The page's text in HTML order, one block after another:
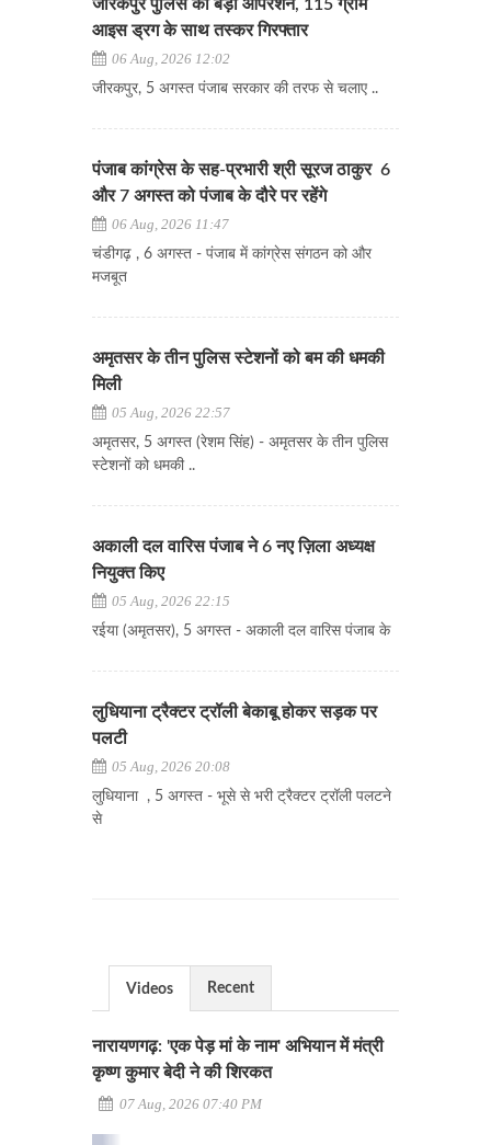
जीरकपुर पुलिस का बड़ा ऑपरेशन, 115 ग्राम
आइस ड्रग के साथ तस्कर गिरफ्तार
06 Aug, 2026 12:02
जीरकपुर, 5 अगस्त पंजाब सरकार की तरफ से चलाए ..
पंजाब कांग्रेस के सह-प्रभारी श्री सूरज ठाकुर 6
और 7 अगस्त को पंजाब के दौरे पर रहेंगे
06 Aug, 2026 11:47
चंडीगढ़ , 6 अगस्त - पंजाब में कांग्रेस संगठन को और
मजबूत
अमृतसर के तीन पुलिस स्टेशनों को बम की धमकी
मिली
05 Aug, 2026 22:57
अमृतसर, 5 अगस्त (रेशम सिंह) - अमृतसर के तीन पुलिस
स्टेशनों को धमकी ..
अकाली दल वारिस पंजाब ने 6 नए ज़िला अध्यक्ष
नियुक्त किए
05 Aug, 2026 22:15
रईया (अमृतसर), 5 अगस्त - अकाली दल वारिस पंजाब के
लुधियाना ट्रैक्टर ट्रॉली बेकाबू होकर सड़क पर
पलटी
05 Aug, 2026 20:08
लुधियाना , 5 अगस्त - भूसे से भरी ट्रैक्टर ट्रॉली पलटने
से
Videos Recent
नारायणगढ़: 'एक पेड़ मां के नाम' अभियान में मंत्री
कृष्ण कुमार बेदी ने की शिरकत
07 Aug, 2026 07:40 PM